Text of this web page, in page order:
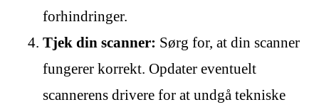
forhindringer.
Tjek din scanner: Sørg for, at din scanner
fungerer korrekt. Opdater eventuelt
scannerens drivere for at undgå tekniske